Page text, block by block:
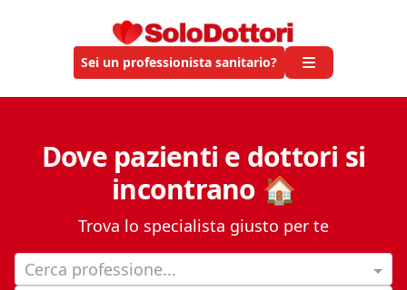
Sei un professionista sanitario?
Dove pazienti e dottori si
incontrano 🏠
Trova lo specialista giusto per te
Cerca professione...